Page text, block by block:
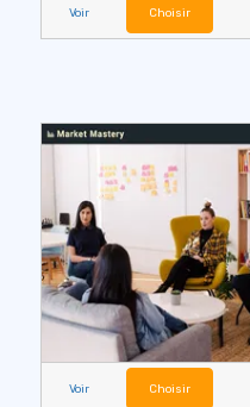
Voir Choisir
Voir Choisir